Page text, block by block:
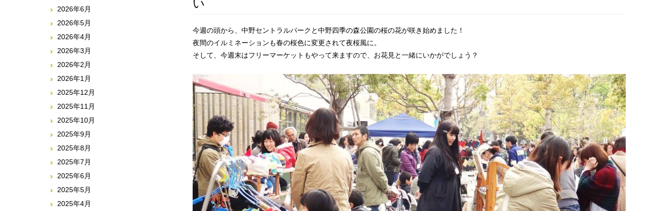
い
今週の頭から、中野セントラルパークと中野四季の森公園の桜の花が咲き始めました！
夜間のイルミネーションも春の桜色に変更されて夜桜風に。
そして、今週末はフリーマーケットもやって来ますので、お花見と一緒にいかがでしょう？
2026年6月
2026年5月
2026年4月
2026年3月
2026年2月
2026年1月
2025年12月
2025年11月
2025年10月
2025年9月
2025年8月
2025年7月
2025年6月
2025年5月
2025年4月